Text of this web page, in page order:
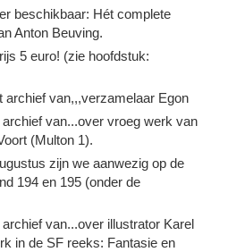
beschikbaar: Hét complete
Anton Beuving.
5 euro! (zie hoofdstuk:
archief van,,,verzamelaar Egon
van...over vroeg werk van
(Multon 1).
zijn we aanwezig op de
194 en 195 (onder de
van...over illustrator Karel
in de SF reeks: Fantasie en